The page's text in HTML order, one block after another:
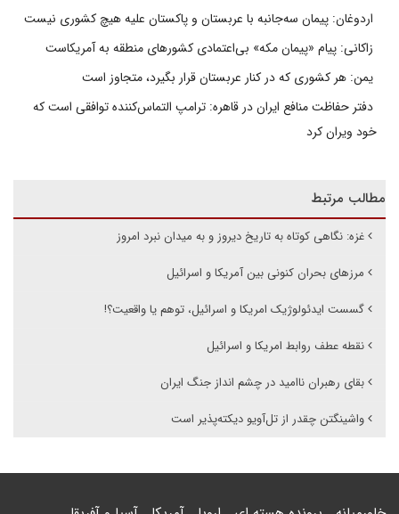
اردوغان: پیمان سه‌جانبه با عربستان و پاکستان علیه هیچ کشوری نیست
زاکانی: پیام «پیمان مکه» بی‌اعتمادی کشورهای منطقه به آمریکاست
یمن: هر کشوری که در کنار عربستان قرار بگیرد، متجاوز است
دفتر حفاظت منافع ایران در قاهره: ترامپ التماس‌کننده توافقی است که
خود ویران کرد
مطالب مرتبط
غزه: نگاهی کوتاه به تاریخ دیروز و به میدان نبرد امروز
مرزهای بحران کنونی بین آمریکا و اسرائیل
گسست ایدئولوژیک امریکا و اسرائیل، توهم یا واقعیت؟!
نقطه عطف روابط امریکا و اسرائیل
بقای رهبران ناامید در چشم انداز جنگ ایران
واشینگتن چقدر از تل‌آویو دیکته‌پذیر است